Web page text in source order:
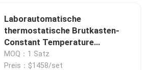
Laborautomatische
thermostatische Brutkasten-
Constant Temperature
Biological-Brutkasten
MOQ：1 Satz
Preis：$1458/set